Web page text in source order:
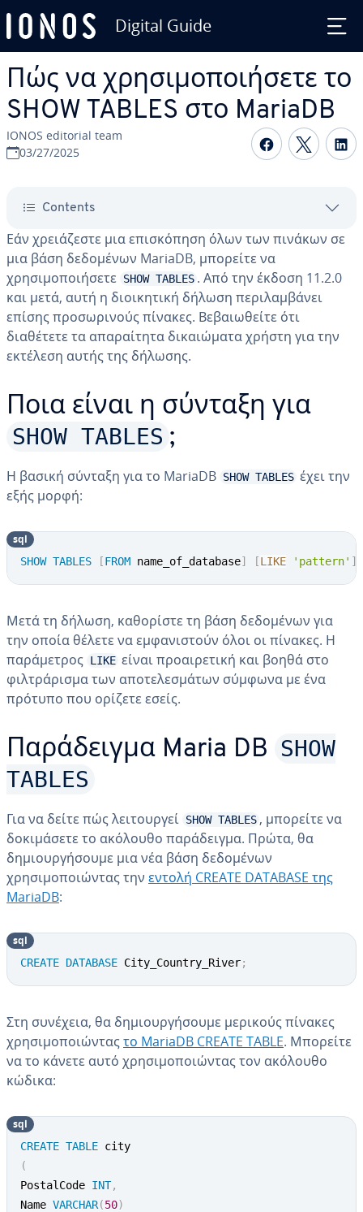
Digital Guide
Πώς να χρησιμοποιήσετε το
SHOW TABLES στο MariaDB
IONOS editorial team
03/27/2025
Share on
Contents
Εάν χρειάζεστε μια επισκόπηση όλων των πινάκων σε
μια βάση δεδομένων MariaDB, μπορείτε να
χρησιμοποιήσετε
SHOW TABLES . Από την έκδοση 11.2.0
και μετά, αυτή η διοικητική δήλωση περιλαμβάνει
επίσης προσωρινούς πίνακες. Βεβαιωθείτε ότι
διαθέτετε τα απαραίτητα δικαιώματα χρήστη για την
εκτέλεση αυτής της δήλωσης.
Ποια είναι η σύνταξη για
SHOW TABLES ;
Η βασική σύνταξη για το MariaDB SHOW TABLES έχει την
εξής μορφή:
SHOW TABLES [FROM name_of_database] [LIKE 'pattern' ]
sql
Μετά τη δήλωση, καθορίστε τη βάση δεδομένων για
την οποία θέλετε να εμφανιστούν όλοι οι πίνακες. Η
παράμετρος LIKE είναι προαιρετική και βοηθά στο
φιλτράρισμα των αποτελεσμάτων σύμφωνα με ένα
πρότυπο που ορίζετε εσείς.
Παράδειγμα Maria DB SHOW
TABLES
Για να δείτε πώς λειτουργεί SHOW TABLES , μπορείτε να
δοκιμάσετε το ακόλουθο παράδειγμα. Πρώτα, θα
δημιουργήσουμε μια νέα βάση δεδομένων
χρησιμοποιώντας την εντολή CREATE DATABASE της
MariaDB:
CREATE DATABASE City_Country_River;
sql
Στη συνέχεια, θα δημιουργήσουμε μερικούς πίνακες
χρησιμοποιώνταςτο MariaDB CREATE TABLE. Μπορείτε
να το κάνετε αυτό χρησιμοποιώντας τον ακόλουθο
κώδικα:
CREATE TABLE
(
PostalCode INT,
Name VARCHAR(50)
sql